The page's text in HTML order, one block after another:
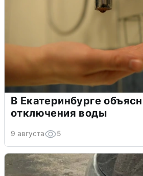
В Екатеринбурге
отключения воды
9 августа 5